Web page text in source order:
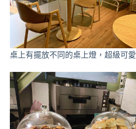
桌上有擺放不同的桌上燈，超級可愛